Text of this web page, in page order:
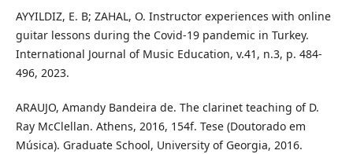
AYYILDIZ, E. B; ZAHAL, O. Instructor experiences with online
guitar lessons during the Covid-19 pandemic in Turkey.
International Journal of Music Education, v.41, n.3, p. 484-
496, 2023.
ARAUJO, Amandy Bandeira de. The clarinet teaching of D.
Ray McClellan. Athens, 2016, 154f. Tese (Doutorado em
Música). Graduate School, University of Georgia, 2016.